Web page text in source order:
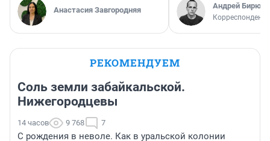
Анастасия Завгородняя Андрей
Корреспондент
РЕКОМЕНДУЕМ
Соль земли забайкальской.
Нижегородцевы
14 часов 9 768 7
С рождения в неволе. Как в уральской колонии